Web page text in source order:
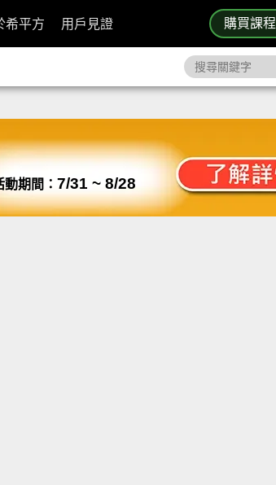
購買課程
希平方 用戶見證
動期間： 7/31 ~ 8/28